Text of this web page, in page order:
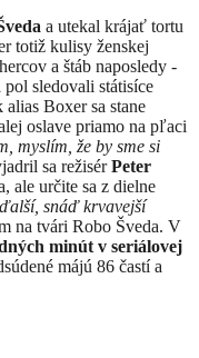
a utekal krájať tortu
totiž kulisy ženskej
a štáb naposledy -
sledovali státisíce
Boxer sa stane
oslave priamo na pľaci
myslím, že by sme si
sa režisérPeter
ale určite sa z dielne
snáď krvavejší
na tvári Robo Šveda. V
minút v seriálovej
májú 86 častí a